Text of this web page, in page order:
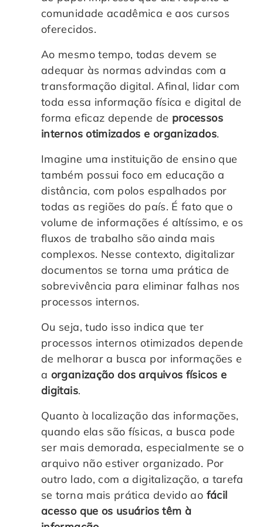
comunidade acadêmica e aos cursos
oferecidos.
Ao mesmo tempo, todas devem se
adequar às normas advindas com a
transformação digital. Afinal, lidar com
toda essa informação física e digital de
forma eficaz depende de processos
internos otimizados e organizados.
Imagine uma instituição de ensino que
também possui foco em educação a
distância, com polos espalhados por
todas as regiões do país. É fato que o
volume de informações é altíssimo, e os
fluxos de trabalho são ainda mais
complexos. Nesse contexto, digitalizar
documentos se torna uma prática de
sobrevivência para eliminar falhas nos
processos internos.
Ou seja, tudo isso indica que ter
processos internos otimizados depende
de melhorar a busca por informações e
a organização dos arquivos físicos e
digitais.
Quanto à localização das informações,
quando elas são físicas, a busca pode
ser mais demorada, especialmente se o
arquivo não estiver organizado. Por
outro lado, com a digitalização, a tarefa
se torna mais prática devido ao fácil
acesso que os usuários têm à